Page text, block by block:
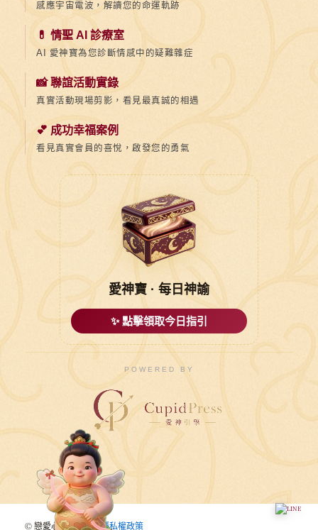
感應宇宙電波，解讀您的命運軌跡
💊 情聖 AI 診療室
AI 愛神寶為您診斷情感中的疑難雜症
📸 聯誼活動實錄
真實活動現場剪影，看見最真誠的相遇
💕 成功幸福案例
看見真實會員的喜悅，啟發您的勇氣
愛神寶 · 每日神諭
✨ 點擊領取今日指引
POWERED BY
© 戀愛心悅婚友社 |穩私權政策